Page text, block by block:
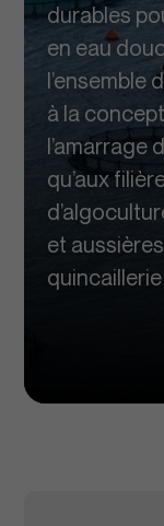
durables
en eau
l’ensemble
à la
l’amarrage
qu’aux
et